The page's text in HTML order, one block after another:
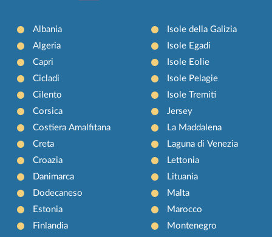
Albania
Algeria
Capri
Cicladi
Cilento
Corsica
Costiera Amalfitana
Creta
Croazia
Danimarca
Dodecaneso
Estonia
Finlandia
Isole della Galizia
Isole Egadi
Isole Eolie
Isole Pelagie
Isole Tremiti
Jersey
La Maddalena
Laguna di Venezia
Lettonia
Lituania
Malta
Marocco
Montenegro